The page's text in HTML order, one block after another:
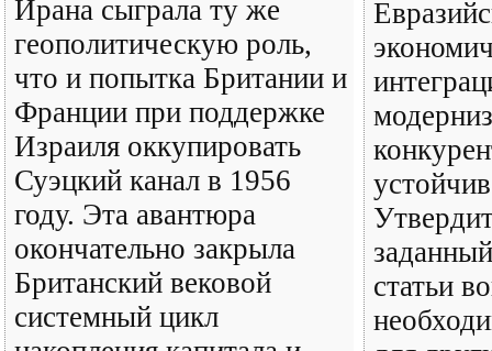
Ирана сыграла ту же
геополитическую роль,
что и попытка Британии и
Франции при поддержке
Израиля оккупировать
Суэцкий канал в 1956
году. Эта авантюра
окончательно закрыла
Британский вековой
системный цикл
статьи